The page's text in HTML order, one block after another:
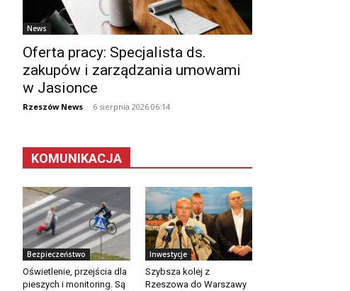
News
Oferta pracy: Specjalista ds.
zakupów i zarządzania umowami
w Jasionce
Rzeszów News - 6 sierpnia 2026 06:14
KOMUNIKACJA
Bezpieczeństwo
Oświetlenie, przejścia dla
pieszych i monitoring. Są
Inwestycje
Szybsza kolej z
Rzeszowa do Warszawy